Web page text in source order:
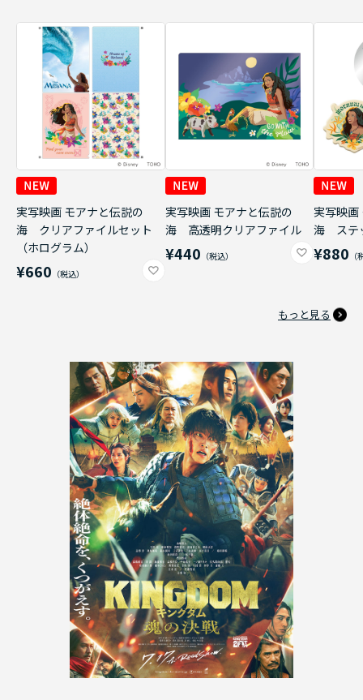
実写映画 モアナと伝説の
海 クリアファイルセット
（ホログラム）
¥660
実写映画 モアナと伝説の
海 高透明クリアファイル
¥440
実写映画
海 ステ
¥880
もっと見る